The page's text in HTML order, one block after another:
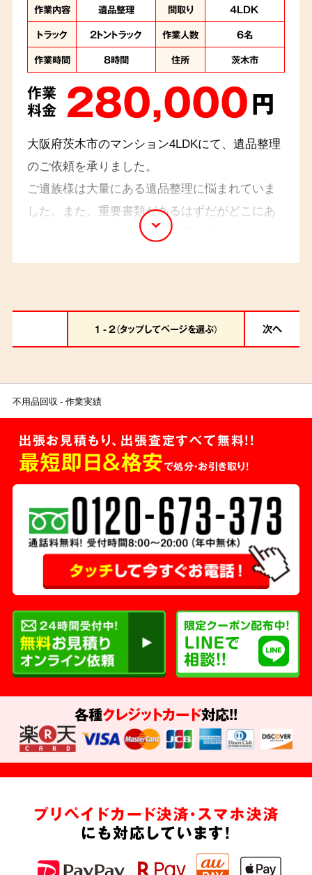
作業内容 遺品整理 間取り
4LDK
トラック
2トントラック 作業人数
6名
作業時間
8時間 住所 茨木市
作業
料金 280,000円
大阪府茨木市のマンション4LDKにて、遺品整理
のご依頼を承りました。
ご遺族様は大量にある遺品整理に悩まれていま
した。また、重要書類があるはずだがどこにあ
るかわからないとのご相談を受けておりました
1 - 2（タップしてページを選ぶ） 次へ
不用品回収 作業実績
出張お見積もり、出張査定すべて無料!!
最短即日＆格安で処分・お引き取り！
各種クレジットカード対応!!
プリペイドカード決済・スマホ決済
にも対応しています!